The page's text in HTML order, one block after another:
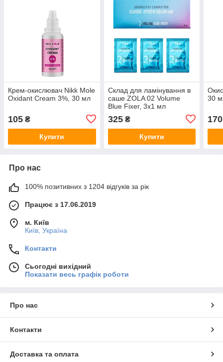
Крем-окислювач Nikk Mole
Oxidant Cream 3%, 30 мл
105 ₴
Купити
Склад для ламінування в
саше ZOLA 02 Volume
Blue Fixer, 3х1 мл
325₴
Купити
30
170
Про нас
100% позитивних з 1204 відгуків за рік
Працює з 17.06.2019
м. Київ
Київ, Україна
Контакти
Сьогодні вихідний
Показати весь графік роботи
Про нас
Контакти
Доставка та оплата